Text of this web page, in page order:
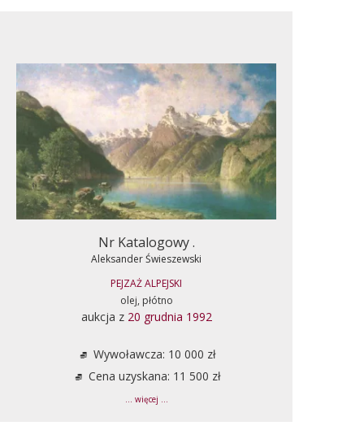
Nr Katalogowy .
Aleksander Świeszewski
PEJZAŻ ALPEJSKI
olej, płótno
aukcja z 20 grudnia 1992
Wywoławcza: 10 000 zł
Cena uzyskana: 11 500 zł
... więcej ...